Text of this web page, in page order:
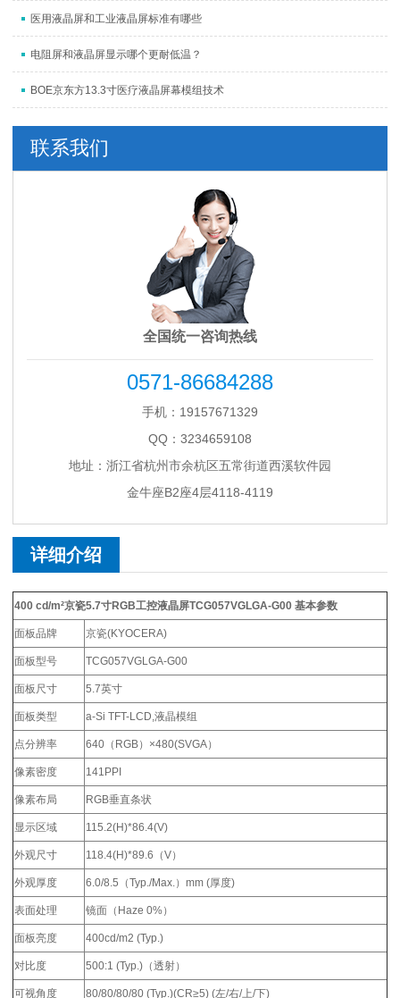
医用液晶屏和工业液晶屏标准有哪些
电阻屏和液晶屏显示哪个更耐低温？
BOE京东方13.3寸医疗液晶屏幕模组技术
联系我们
全国统一咨询热线
0571-86684288
手机：19157671329
QQ：3234659108
地址：浙江省杭州市余杭区五常街道西溪软件园
金牛座B2座4层4118-4119
详细介绍
400 cd/m²京瓷5.7寸RGB工控液晶屏TCG057VGLGA-G00 基本参数
面板品牌 京瓷(KYOCERA)
面板型号 TCG057VGLGA-G00
面板尺寸 5.7英寸
面板类型 a-Si TFT-LCD,液晶模组
点分辨率 640（RGB）×480(SVGA）
像素密度 141PPI
像素布局 RGB垂直条状
显示区域 115.2(H)*86.4(V)
外观尺寸 118.4(H)*89.6（V）
外观厚度 6.0/8.5（Typ./Max.）mm (厚度)
表面处理 镜面（Haze 0%）
面板亮度 400cd/m2 (Typ.)
对比度 500:1 (Typ.)（透射）
可视角度 80/80/80/80 (Typ.)(CR≥5) (左/右/上/下)